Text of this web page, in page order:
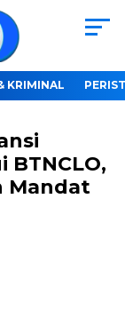
KRIMINAL
Mandat